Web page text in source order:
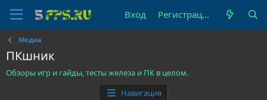
Вход Регистрация
Медиа
ПКшник
Обзоры игр и гайды, тесты железа и ПК в целом.
Навигация